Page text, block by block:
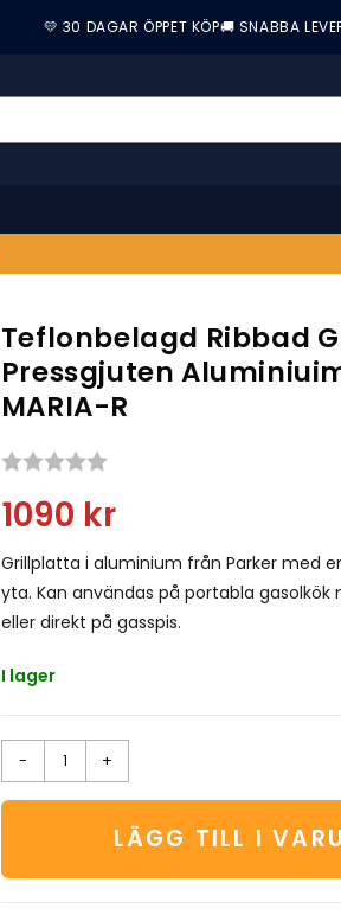
💛 30 DAGAR ÖPPET KÖP🚚 SNABBA
Teflonbelagd Ribbad
Pressgjuten
MARIA-R
1090 kr
Grillplatta i aluminium från Parker med
yta. Kan användas på portabla gasolkök
eller direkt på gasspis.
I lager
- +
LÄGG TILL I